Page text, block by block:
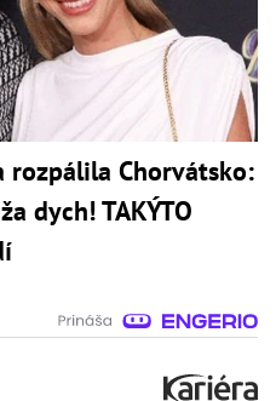
rozpálila Chorvátsko:
dych! TAKÝTO